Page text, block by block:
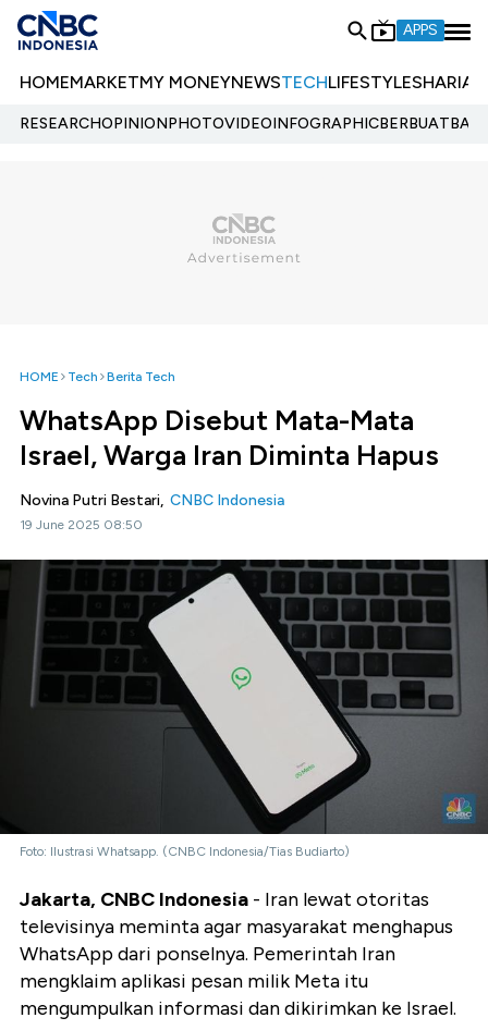
APPS
HOMEMARKETMY MONEYNEWSTECHLIFESTYLESHARIA
RESEARCHOPINIONPHOTOVIDEOINFOGRAPHIC
HOME Tech Berita Tech
WhatsApp Disebut Mata-Mata
Israel, Warga Iran Diminta Hapus
Novina Putri Bestari, CNBC Indonesia
19 June 2025 08:50
Foto: Ilustrasi Whatsapp. (CNBC Indonesia/Tias Budiarto)
Jakarta, CNBC Indonesia - Iran lewat otoritas
televisinya meminta agar masyarakat menghapus
WhatsApp dari ponselnya. Pemerintah Iran
mengklaim aplikasi pesan milik Meta itu
mengumpulkan informasi dan dikirimkan ke Israel.